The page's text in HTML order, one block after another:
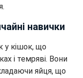
навички
у кішок, що
і темряві. Вони
яйця, що